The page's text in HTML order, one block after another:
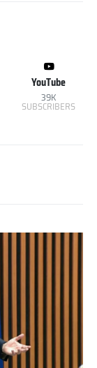
YouTube
39K
SUBSCRIBERS